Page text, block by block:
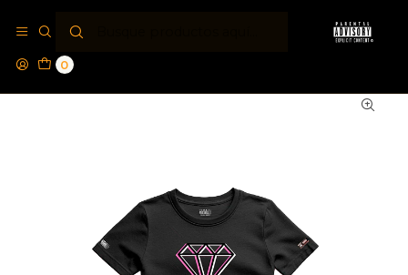
0
Top Crop Women Parental Advisory® 3DIAMOND